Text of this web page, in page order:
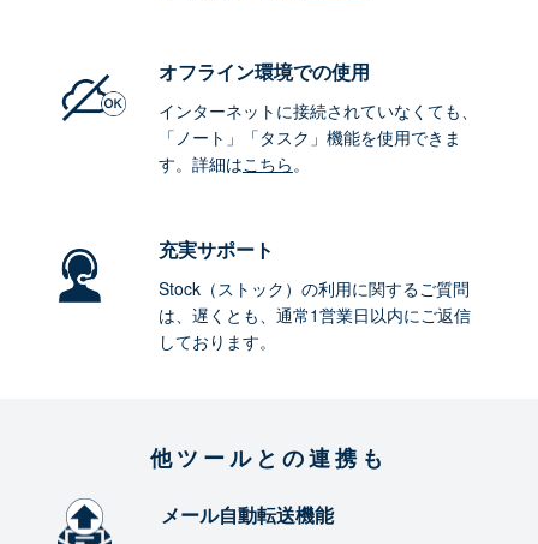
オフライン環境での使用
インターネットに接続されていなくても、
「ノート」「タスク」機能を使用できま
す。詳細はこちら。
充実サポート
Stock（ストック）の利用に関するご質問
は、遅くとも、通常1営業日以内にご返信
しております。
他ツールとの連携も
メール自動転送機能